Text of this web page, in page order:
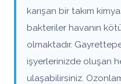
karışan bir takım
bakteriler havanın
olmaktadır.
işyerlerinizde oluşan
ulaşabilirsiniz.